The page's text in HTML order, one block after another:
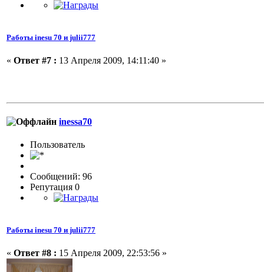
Работы inesu 70 и julii777
« Ответ #7 : 13 Апреля 2009, 14:11:40 »
inessa70
Пользовaтeль
Сообщений: 96
Репутация 0
Работы inesu 70 и julii777
« Ответ #8 : 15 Апреля 2009, 22:53:56 »